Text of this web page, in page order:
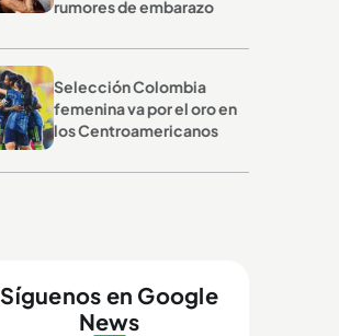
rumores de embarazo
Selección Colombia
femenina va por el oro en
los Centroamericanos
Síguenos en Google
News